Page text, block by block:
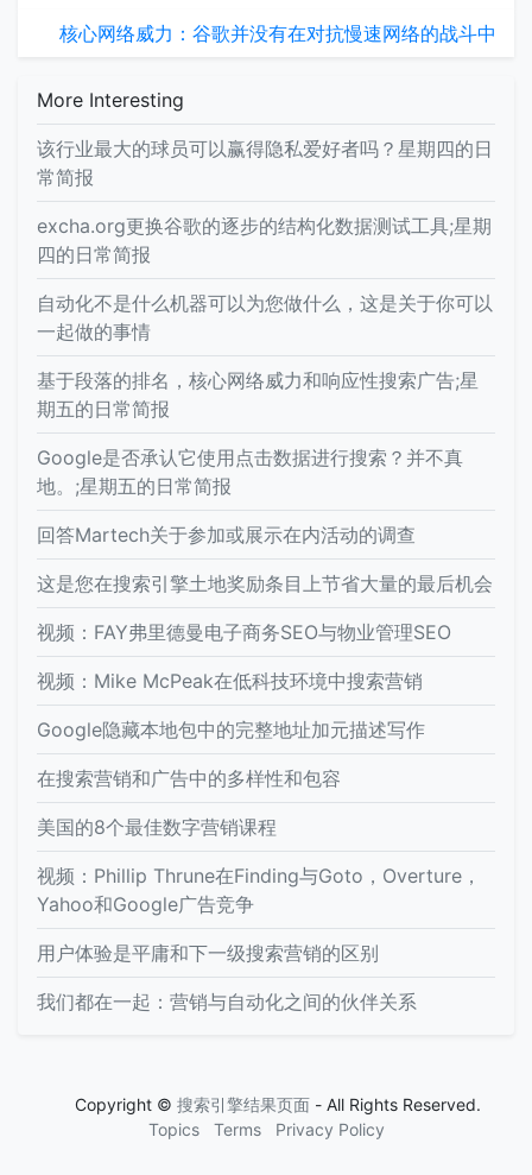
核心网络威力：谷歌并没有在对抗慢速网络的战斗中
More Interesting
该行业最大的球员可以赢得隐私爱好者吗？星期四的日
常简报
excha.org更换谷歌的逐步的结构化数据测试工具;星期
四的日常简报
自动化不是什么机器可以为您做什么，这是关于你可以
一起做的事情
基于段落的排名，核心网络威力和响应性搜索广告;星
期五的日常简报
Google是否承认它使用点击数据进行搜索？并不真
地。;星期五的日常简报
回答Martech关于参加或展示在内活动的调查
这是您在搜索引擎土地奖励条目上节省大量的最后机会
视频：FAY弗里德曼电子商务SEO与物业管理SEO
视频：Mike McPeak在低科技环境中搜索营销
Google隐藏本地包中的完整地址加元描述写作
在搜索营销和广告中的多样性和包容
美国的8个最佳数字营销课程
视频：Phillip Thrune在Finding与Goto，Overture，
Yahoo和Google广告竞争
用户体验是平庸和下一级搜索营销的区别
我们都在一起：营销与自动化之间的伙伴关系
Copyright © 搜索引擎结果页面 - All Rights Reserved.
Topics
Terms Privacy Policy